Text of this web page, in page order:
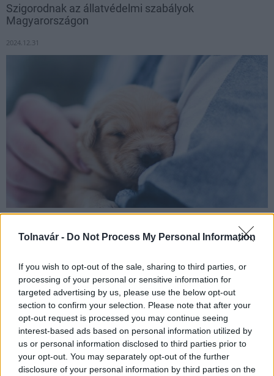
Tolnavár - Do Not Process My Personal Information
If you wish to opt-out of the sale, sharing to third parties, or
processing of your personal or sensitive information for
targeted advertising by us, please use the below opt-out
section to confirm your selection. Please note that after your
opt-out request is processed you may continue seeing
interest-based ads based on personal information utilized by
us or personal information disclosed to third parties prior to
your opt-out. You may separately opt-out of the further
disclosure of your personal information by third parties on the
Szigorodnak az állatvédelmi szabályok
Magyarországon
2024.12.31
Újabb lépést tesz Magyarország az állatok védelme érdekében:
a Nébih megtiltotta a vágott fülű kölyökkutyák kereskedelmi
Önkéntesek jelentkezését várja a Szilveszteri
Állatmentő Ügyelet
2024.12.29